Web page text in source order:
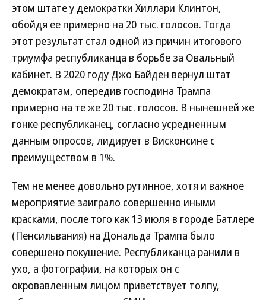
этом штате у демократки Хиллари Клинтон,
обойдя ее примерно на 20 тыс. голосов. Тогда
этот результат стал одной из причин итогового
триумфа республиканца в борьбе за Овальный
кабинет. В 2020 году Джо Байден вернул штат
демократам, опередив господина Трампа
примерно на те же 20 тыс. голосов. В нынешней же
гонке республиканец, согласно усредненным
данным опросов, лидирует в Висконсине с
преимуществом в 1%.
Тем не менее довольно рутинное, хотя и важное
мероприятие заиграло совершенно иными
красками, после того как 13 июля в городе Батлере
(Пенсильвания) на Дональда Трампа было
совершено покушение. Республиканца ранили в
ухо, а фотографии, на которых он с
окровавленным лицом приветствует толпу,